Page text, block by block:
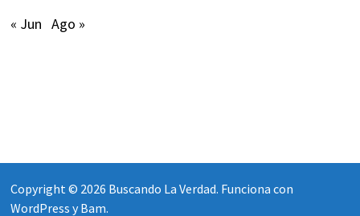
« Jun Ago »
Copyright © 2026 Buscando La Verdad. Funciona con
WordPress yBam.